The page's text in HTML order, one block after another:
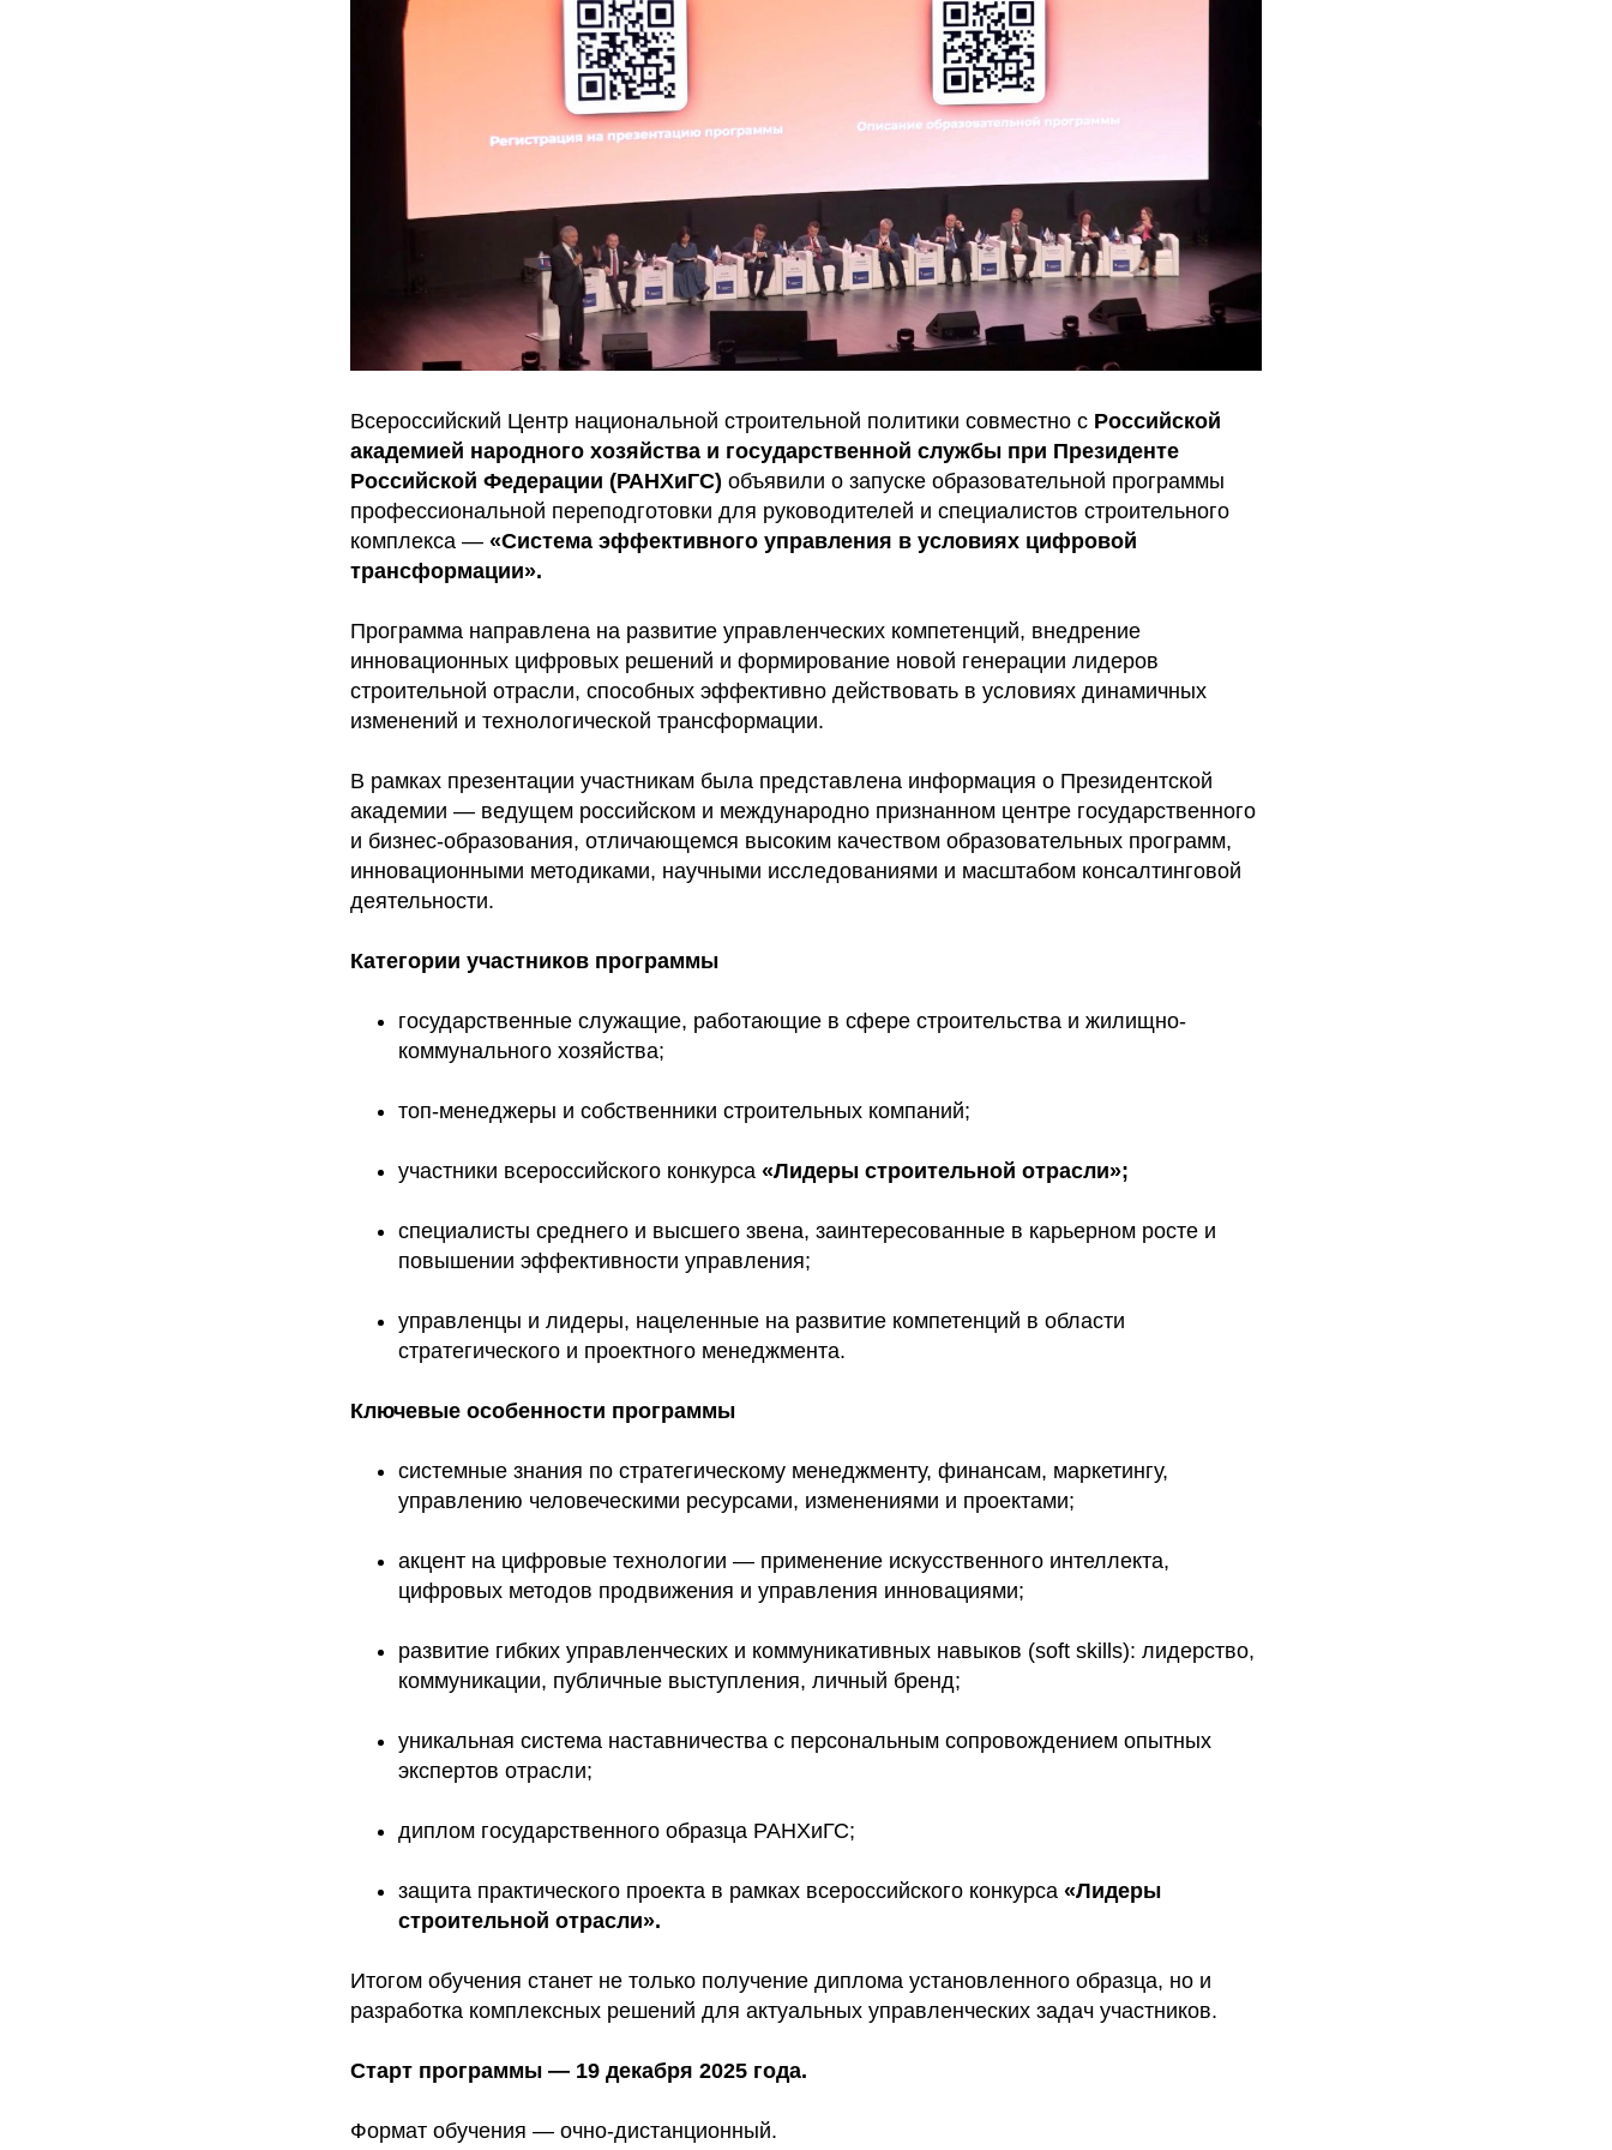
Всероссийский Центр национальной строительной политики совместно с Российской
академией народного хозяйства и государственной службы при Президенте
Российской Федерации (РАНХиГС) объявили о запуске образовательной программы
профессиональной переподготовки для руководителей и специалистов строительного
комплекса — «Система эффективного управления в условиях цифровой
трансформации».
Программа направлена на развитие управленческих компетенций, внедрение
инновационных цифровых решений и формирование новой генерации лидеров
строительной отрасли, способных эффективно действовать в условиях динамичных
изменений и технологической трансформации.
В рамках презентации участникам была представлена информация о Президентской
академии — ведущем российском и международно признанном центре государственного
и бизнес-образования, отличающемся высоким качеством образовательных программ,
инновационными методиками, научными исследованиями и масштабом консалтинговой
деятельности.
Категории участников программы
государственные служащие, работающие в сфере строительства и жилищно-
коммунального хозяйства;
топ-менеджеры и собственники строительных компаний;
участники всероссийского конкурса «Лидеры строительной отрасли»;
специалисты среднего и высшего звена, заинтересованные в карьерном росте и
повышении эффективности управления;
управленцы и лидеры, нацеленные на развитие компетенций в области
стратегического и проектного менеджмента.
Ключевые особенности программы
системные знания по стратегическому менеджменту, финансам, маркетингу,
управлению человеческими ресурсами, изменениями и проектами;
акцент на цифровые технологии — применение искусственного интеллекта,
цифровых методов продвижения и управления инновациями;
развитие гибких управленческих и коммуникативных навыков (soft skills): лидерство,
коммуникации, публичные выступления, личный бренд;
уникальная система наставничества с персональным сопровождением опытных
экспертов отрасли;
диплом государственного образца РАНХиГС;
защита практического проекта в рамках всероссийского конкурса «Лидеры
строительной отрасли».
Итогом обучения станет не только получение диплома установленного образца, но и
разработка комплексных решений для актуальных управленческих задач участников.
Старт программы — 19 декабря 2025 года.
Формат обучения — очно-дистанционный.